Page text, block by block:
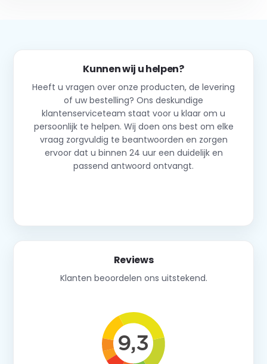
Kunnen wij u helpen?
Heeft u vragen over onze producten, de levering
of uw bestelling? Ons deskundige
klantenserviceteam staat voor u klaar om u
persoonlijk te helpen. Wij doen ons best om elke
vraag zorgvuldig te beantwoorden en zorgen
ervoor dat u binnen 24 uur een duidelijk en
passend antwoord ontvangt.
Reviews
Klanten beoordelen ons uitstekend.